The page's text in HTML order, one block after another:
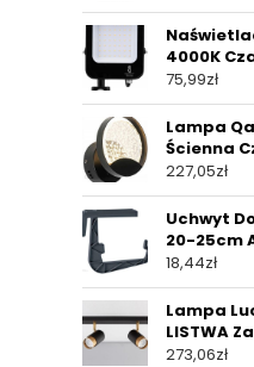
4000K
75,99zł
Lampa
Ścienna
227,05zł
Uchwyt
20-25cm
18,44zł
Lampa
LISTWA
273,06zł